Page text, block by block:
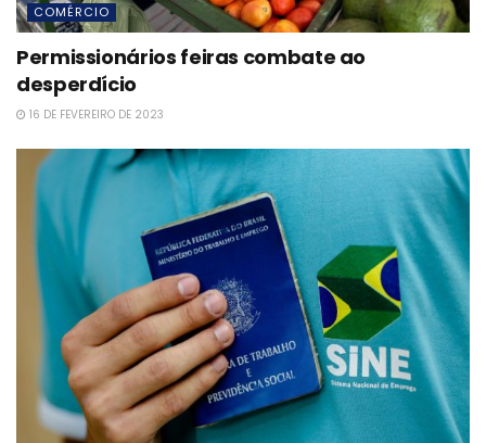
COMÉRCIO
Permissionários feiras combate ao
desperdício
16 DE FEVEREIRO DE 2023